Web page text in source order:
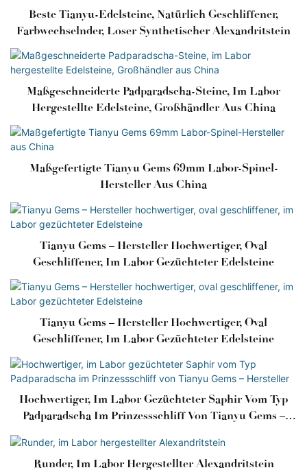
Beste Tianyu-Edelsteine, Natürlich Geschliffener,
Farbwechselnder, Loser Synthetischer Alexandritstein
Maßgeschneiderte Padparadscha-Steine, Im Labor
Hergestellte Edelsteine, Großhändler Aus China
Maßgefertigte Tianyu Gems 69mm Labor-Spinel-
Hersteller Aus China
Tianyu Gems – Hersteller Hochwertiger, Oval
Geschliffener, Im Labor Gezüchteter Edelsteine
Tianyu Gems – Hersteller Hochwertiger, Oval
Geschliffener, Im Labor Gezüchteter Edelsteine
Hochwertiger, Im Labor Gezüchteter Saphir Vom Typ
Padparadscha Im Prinzessschliff Von Tianyu Gems –
Runder, Im Labor Hergestellter Alexandritstein